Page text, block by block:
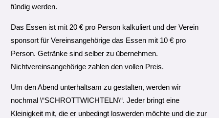
fündig werden.
Das Essen ist mit 20 € pro Person kalkuliert und der Verein
sponsort für Vereinsangehörige das Essen mit 10 € pro
Person. Getränke sind selber zu übernehmen.
Nichtvereinsangehörige zahlen den vollen Preis.
Um den Abend unterhaltsam zu gestalten, werden wir
nochmal \“SCHROTTWICHTELN\“. Jeder bringt eine
Kleinigkeit mit, die er unbedingt loswerden möchte und die zur